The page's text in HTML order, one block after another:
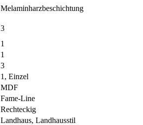
Melaminharzbeschichtung
3
1
1
3
1, Einzel
MDF
Fame-Line
Rechteckig
Landhaus, Landhausstil